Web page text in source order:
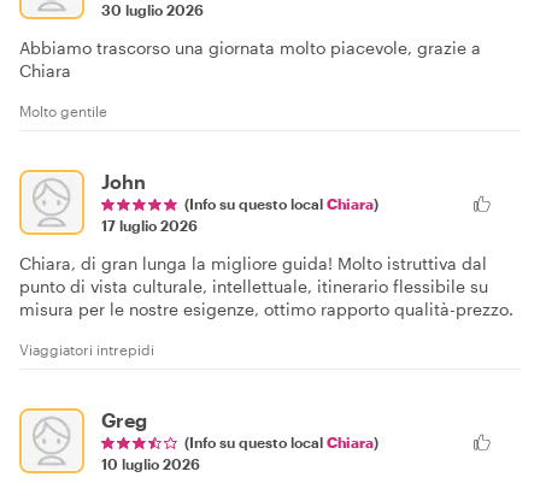
30 luglio 2026
Abbiamo trascorso una giornata molto piacevole, grazie a
Chiara
Molto gentile
John
(Info su questo local Chiara)
17 luglio 2026
Chiara, di gran lunga la migliore guida! Molto istruttiva dal
punto di vista culturale, intellettuale, itinerario flessibile su
misura per le nostre esigenze, ottimo rapporto qualità-prezzo.
Viaggiatori intrepidi
Greg
(Info su questo local Chiara)
10 luglio 2026